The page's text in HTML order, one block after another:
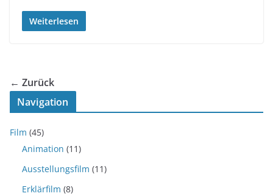
Weiterlesen
← Zurück
Navigation
Film (45)
Animation (11)
Ausstellungsfilm (11)
Erklärfilm (8)